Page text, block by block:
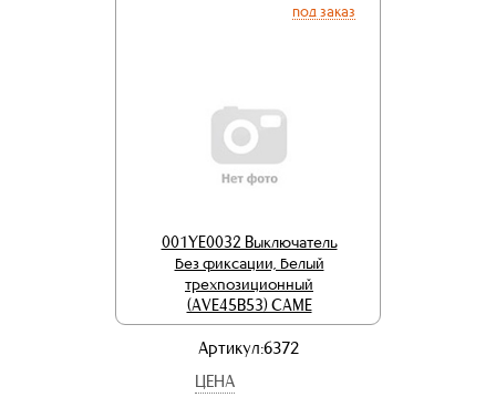
под заказ
001YE0032 Выключатель
без фиксации, белый
трехпозиционный
(AVE45B53) CAME
Артикул:6372
ЦЕНА